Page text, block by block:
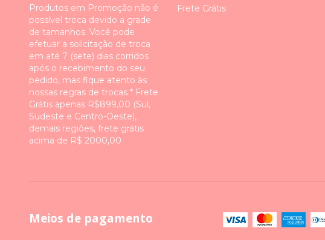
Produtos em Promoção não é
possível troca devido a grade
de tamanhos. Você pode
efetuar a solicitação de troca
em até 7 (sete) dias corridos
após o recebimento do seu
pedido, mas fique atento às
nossas regras de trocas * Frete
Grátis apenas R$899,00 (Sul,
Sudeste e Centro-Oeste),
demais regiões, frete grátis
acima de R$ 2000,00
Frete Grátis
Meios de pagamento